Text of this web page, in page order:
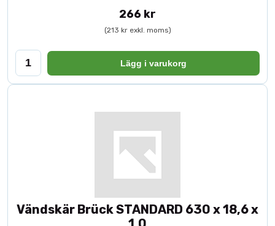
266 kr
(213 kr exkl. moms)
Lägg i varukorg
Vändskär Brück STANDARD 630 x 18,6 x